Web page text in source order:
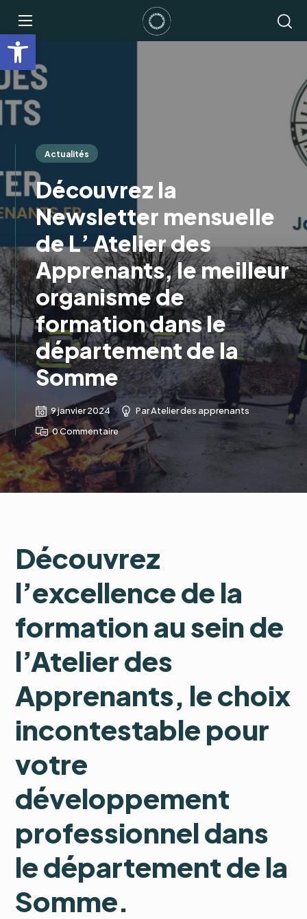
Ouvrir la barre d’outils
Actualités
Découvrez la
Newsletter mensuelle
de L’ Atelier des
Apprenants, le meilleur
organisme de
formation dans le
département de la
Somme
9 janvier 2024 ParAtelier des apprenants
0 Commentaire
Découvrez
l’excellence de la
formation au sein de
l’Atelier des
Apprenants, le choix
incontestable pour
votre
développement
professionnel dans
le département de la
Somme.